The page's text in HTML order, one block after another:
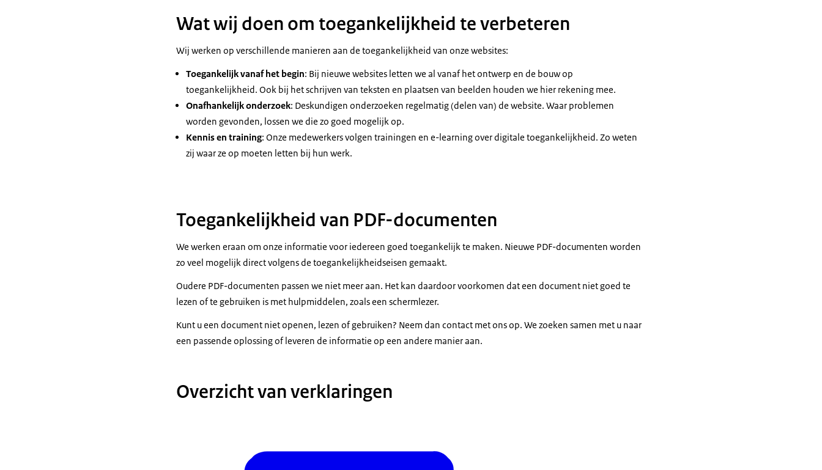
Wat wij doen om toegankelijkheid te verbeteren
Wij werken op verschillende manieren aan de toegankelijkheid van onze websites:
Toegankelijk vanaf het begin: Bij nieuwe websites letten we al vanaf het ontwerp en de bouw op
toegankelijkheid. Ook bij het schrijven van teksten en plaatsen van beelden houden we hier rekening mee.
Onafhankelijk onderzoek: Deskundigen onderzoeken regelmatig (delen van) de website. Waar problemen
worden gevonden, lossen we die zo goed mogelijk op.
Kennis en training: Onze medewerkers volgen trainingen en e-learning over digitale toegankelijkheid. Zo weten
zij waar ze op moeten letten bij hun werk.
Toegankelijkheid van PDF-documenten
We werken eraan om onze informatie voor iedereen goed toegankelijk te maken. Nieuwe PDF-documenten worden
zo veel mogelijk direct volgens de toegankelijkheidseisen gemaakt.
Oudere PDF-documenten passen we niet meer aan. Het kan daardoor voorkomen dat een document niet goed te
lezen of te gebruiken is met hulpmiddelen, zoals een schermlezer.
Kunt u een document niet openen, lezen of gebruiken? Neem dan contact met ons op. We zoeken samen met u naar
een passende oplossing of leveren de informatie op een andere manier aan.
Overzicht van verklaringen